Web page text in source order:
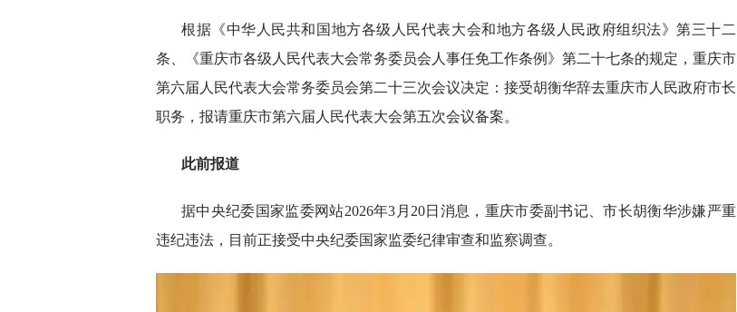
根据《中华人民共和国地方各级人民代表大会和地方各级人民政府组织法》第三十二
条、《重庆市各级人民代表大会常务委员会人事任免工作条例》第二十七条的规定，重庆市
第六届人民代表大会常务委员会第二十三次会议决定：接受胡衡华辞去重庆市人民政府市长
职务，报请重庆市第六届人民代表大会第五次会议备案。
此前报道
据中央纪委国家监委网站2026年3月20日消息，重庆市委副书记、市长胡衡华涉嫌严重
违纪违法，目前正接受中央纪委国家监委纪律审查和监察调查。